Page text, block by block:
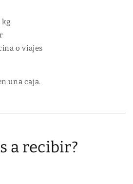
kg
o viajes
una caja.
a recibir?